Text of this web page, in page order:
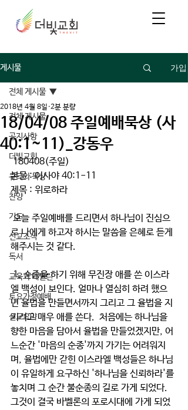
게시물 가입
전체 게시물
공지사항
더빛교회
큐티와 묵상
찬양
기도
선교소식
독서
교육과 테필린
토요가정예배
설교요약
전체 게시물
18/04/08 주일예배묵상 (사
40:1~11)_강동우
2018년 4월 8일 2분 분량
180408(주일)
본문 : 이사야 40:1-11
제목 : 위로하라
오늘 주일예배를 드리면서 하나님이 진심으
로 나에게 하고자 하시는 말씀을 은혜로 듣게
해주시는 것 같다.
1. 순종을 하기 위해 무진장 애를 쓴 이스라
엘 백성이 보인다. 얼마나 열심히 하려 했으
면 율법을 만들면서까지 그리고 그 율법을 지
키려고 매우 애를 쓴다.  처음에는 하나님을
향한 마음을 담아서 율법을 만들었겠지만, 어
느순간 '마음의 순종'까지 가기는 어려워지
며, 율법에만 갇힌 이스라엘 백성들은 하나님
이 유일하게 요구하신 '하나님을 신뢰하라'를
놓치며 그 순간 불순종의 길로 가게 되었다.
그것이 결국 바벨론의 포로시대에 가게 되었